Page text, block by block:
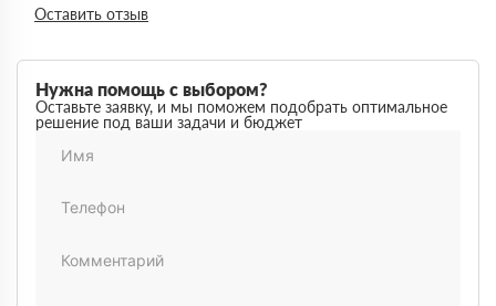
Максим
03 марта 2026
Немного запутался в видах утеплителей но помогли
разобратсья, менеджеры быстро связались и помогли
Заказывал утеплитель для дачи. Объем небольшой, но
отношение нормальное, наверное будем заказывать еще
Оставить отзыв
Нужна помощь с выбором?
Оставьте заявку, и мы поможем подобрать оптимальное
решение под ваши задачи и бюджет